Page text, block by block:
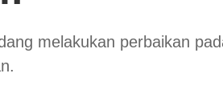
melakukan perbaikan